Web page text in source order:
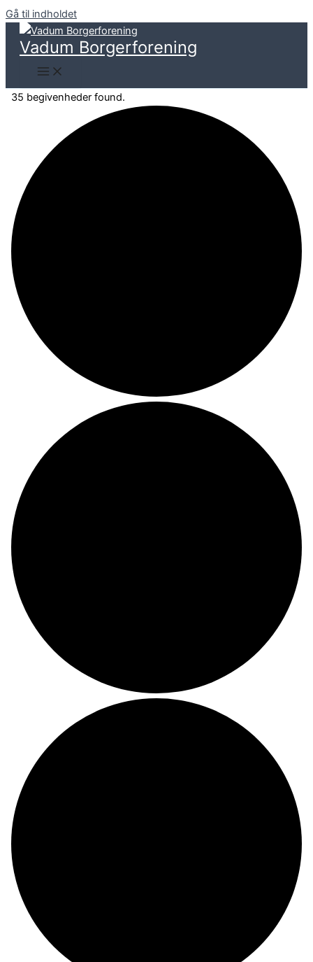
Gå til indholdet
Vadum Borgerforening
35 begivenheder found.